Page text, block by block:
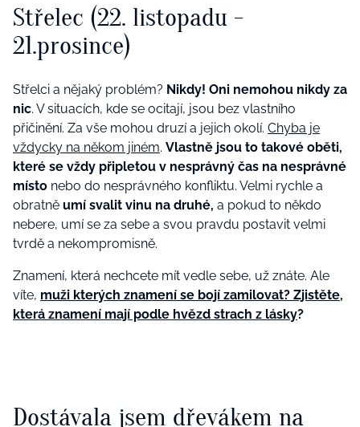
Střelec (22. listopadu -
21.prosince)
Střelci a nějaký problém? Nikdy! Oni nemohou nikdy za
nic. V situacích, kde se ocitají, jsou bez vlastního
přičinění. Za vše mohou druzí a jejich okolí. Chyba je
vždycky na někom jiném. Vlastně jsou to takové oběti,
které se vždy připletou v nesprávný čas na nesprávné
místo nebo do nesprávného konfliktu. Velmi rychle a
obratně umí svalit vinu na druhé, a pokud to někdo
nebere, umí se za sebe a svou pravdu postavit velmi
tvrdě a nekompromisně.
Znamení, která nechcete mít vedle sebe, už znáte. Ale
víte, muži kterých znamení se bojí zamilovat? Zjistěte,
která znamení mají podle hvězd strach z lásky?
Dostávala jsem dřevákem na